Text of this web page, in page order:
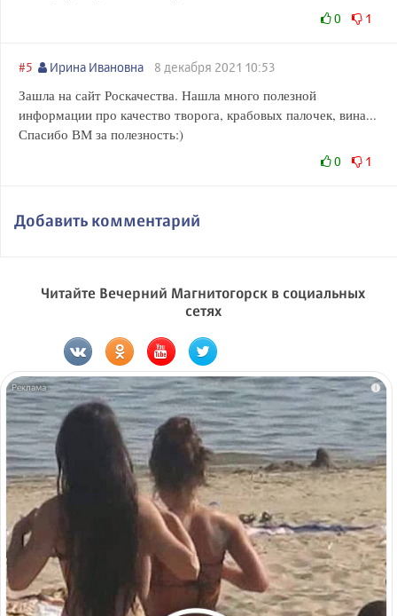
0 1
#5 Ирина Ивановна 8 декабря 2021 10:53
Зашла на сайт Роскачества. Нашла много полезной
информации про качество творога, крабовых палочек, вина...
Спасибо ВМ за полезность:)
0 1
Добавить комментарий
Читайте Вечерний Магнитогорск в социальных
сетях
i